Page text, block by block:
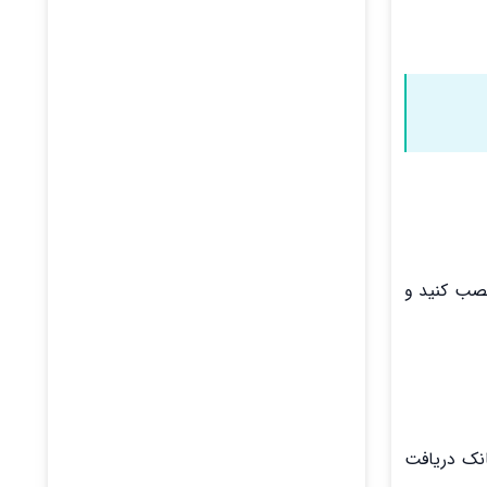
نصب کنید و
دریافت